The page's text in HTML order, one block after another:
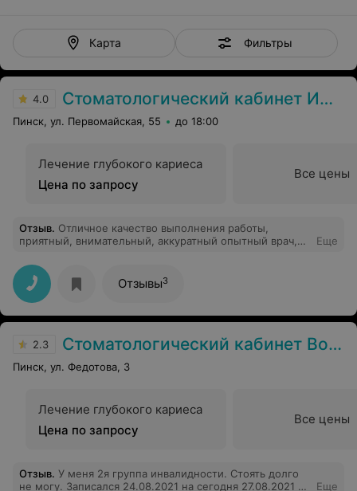
Карта Фильтры
4.0 Стоматологический кабинет ИП Игнатович П.В.
Пинск, ул. Первомайская, 55 до 18:00
Лечение глубокого кариеса
Цена по запросу
Все цены
Отзыв. Отличное качество выполнения работы,
приятный, внимательный, аккуратный опытный врач,
снимок рядом в Стоматологическом Центре
.Рекомендую
Еще
Отзывы3
2.3 Стоматологический кабинет Волошин В.В.
Пинск, ул. Федотова, 3
Лечение глубокого кариеса
Цена по запросу
Все цены
Отзыв. У меня 2я группа инвалидности. Стоять долго
не могу. Записался 24.08.2021 на сегодня 27.08.2021 на
Еще